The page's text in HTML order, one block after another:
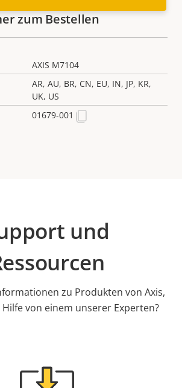
zum Bestellen
AXIS M7104
AR, AU, BR, CN, EU, IN, JP, KR,
UK, US
01679-001
und
zu Produkten von Axis,
von einem unserer Experten?